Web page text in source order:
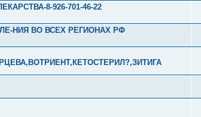
8-926-701-46-22
НИЯ ВО ВСЕХ РЕГИОНАХ РФ